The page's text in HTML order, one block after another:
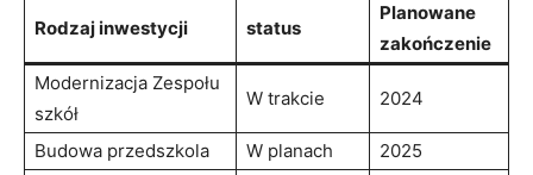
Rodzaj inwestycji status
Planowane
zakończenie
Modernizacja Zespołu
szkół
W trakcie 2024
Budowa przedszkola W planach
2025